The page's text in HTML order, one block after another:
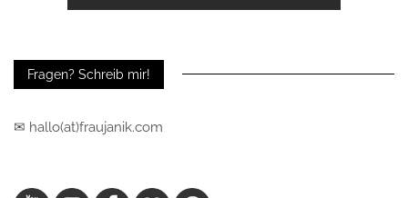
Fragen? Schreib mir!
✉ hallo(at)fraujanik.com